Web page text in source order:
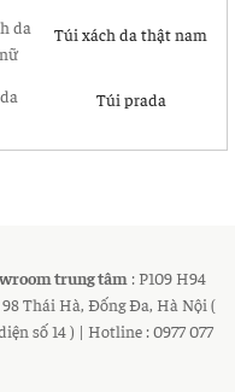
Túi xách da thật nam
Túi prada
trung tâm : P109 H94
98 Thái Hà, Đống Đa, Hà Nội (
số 14 ) | Hotline : 0977 077